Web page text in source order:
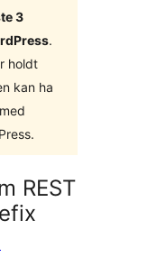
3
.
holdt
kan ha
REST